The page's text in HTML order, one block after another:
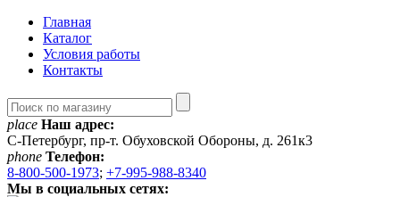
Главная
Каталог
Условия работы
Контакты
place Наш адрес:
С-Петербург, пр-т. Обуховской Обороны, д. 261к3
phone Телефон:
8-800-500-1973; +7-995-988-8340
Мы в социальных сетях: